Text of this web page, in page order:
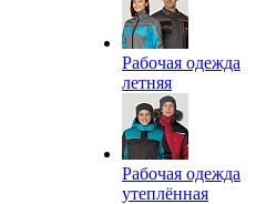
Рабочая одежда
летняя
Рабочая одежда
утеплённая